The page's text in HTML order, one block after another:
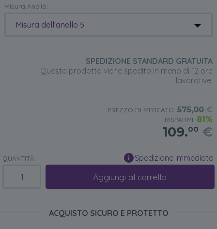
Misura Anello:
Misura dell'anello 5
SPEDIZIONE STANDARD GRATUITA
Questo prodotto viene spedito in meno di 12 ore
lavorative.
PREZZO DI MERCATO: 575,00€
RISPARMI: 81%
109.00 €
QUANTITÀ: Spedizione immediata
Aggiungi al carrello
ACQUISTO SICURO E PROTETTO